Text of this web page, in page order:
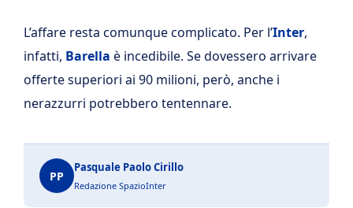
L’affare resta comunque complicato. Per l’Inter,
infatti, Barella è incedibile. Se dovessero arrivare
offerte superiori ai 90 milioni, però, anche i
nerazzurri potrebbero tentennare.
PP
Pasquale Paolo Cirillo
Redazione SpazioInter